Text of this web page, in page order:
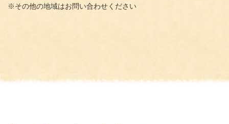
※その他の地域はお問い合わせください